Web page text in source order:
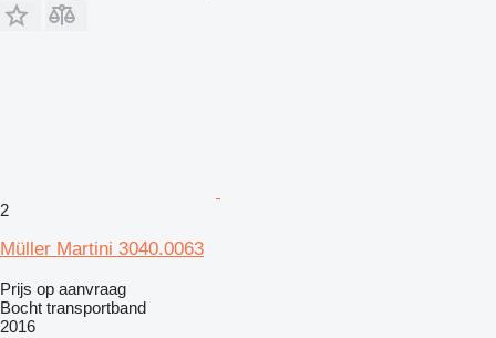
2
Müller Martini 3040.0063
Prijs op aanvraag
Bocht transportband
2016